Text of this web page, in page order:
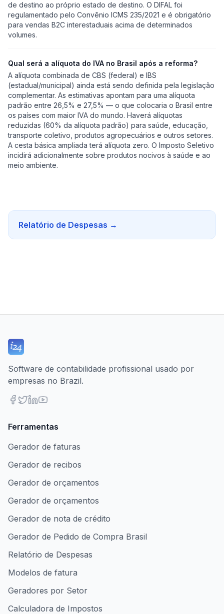
de destino ao próprio estado de destino. O DIFAL foi
regulamentado pelo Convênio ICMS 235/2021 e é obrigatório
para vendas B2C interestaduais acima de determinados
volumes.
Qual será a alíquota do IVA no Brasil após a reforma?
A alíquota combinada de CBS (federal) e IBS
(estadual/municipal) ainda está sendo definida pela legislação
complementar. As estimativas apontam para uma alíquota
padrão entre 26,5% e 27,5% — o que colocaria o Brasil entre
os países com maior IVA do mundo. Haverá alíquotas
reduzidas (60% da alíquota padrão) para saúde, educação,
transporte coletivo, produtos agropecuários e outros setores.
A cesta básica ampliada terá alíquota zero. O Imposto Seletivo
incidirá adicionalmente sobre produtos nocivos à saúde e ao
meio ambiente.
Relatório de Despesas →
Software de contabilidade profissional usado por
empresas no Brazil.
Ferramentas
Gerador de faturas
Gerador de recibos
Gerador de orçamentos
Gerador de orçamentos
Gerador de nota de crédito
Gerador de Pedido de Compra Brasil
Relatório de Despesas
Modelos de fatura
Geradores por Setor
Calculadora de Impostos